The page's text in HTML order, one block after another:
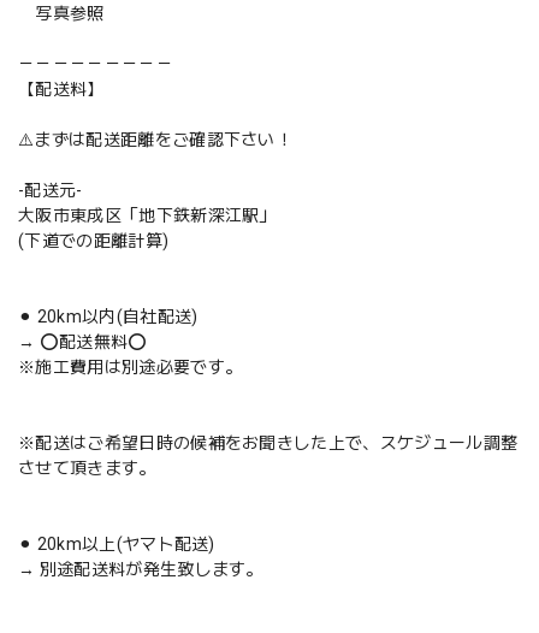
写真参照
－－－－－－－－－
【配送料】
⚠️まずは配送距離をご確認下さい！
-配送元-
大阪市東成区「地下鉄新深江駅」
(下道での距離計算)
⚫︎ 20km以内(自社配送)
→ ⭕️配送無料⭕️
※施工費用は別途必要です。
※配送はご希望日時の候補をお聞きした上で、スケジュール調整
させて頂きます。
⚫︎ 20km以上(ヤマト配送)
→ 別途配送料が発生致します。